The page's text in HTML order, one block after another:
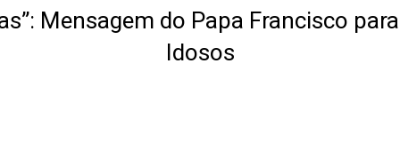
Mensagem do Papa Francisco
Idosos